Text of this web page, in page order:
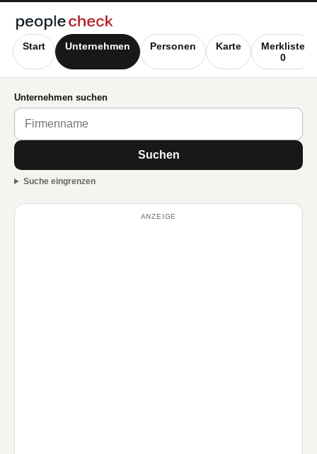
Start Unternehmen Personen Karte
Merkliste
0
Unternehmen suchen
Suchen
Suche eingrenzen
ANZEIGE